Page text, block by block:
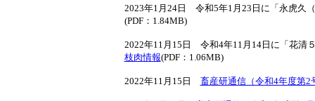
2023年1月24日 令和5年1月23日に「永虎久
(PDF：1.84MB)
2022年11月15日 令和4年11月14日に「花清
枝肉情報(PDF：1.06MB)
2022年11月15日 畜産研通信（令和4年度第2